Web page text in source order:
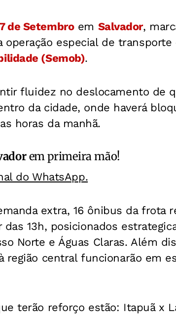
de Setembroem Salvador,
operação especial de transporte
(Semob).
fluidez no deslocamento de
da cidade, onde haverá
horas da manhã.
em primeira mão!
do WhatsApp.
extra, 16 ônibus da frota
13h, posicionados
Norte e Águas Claras. Além
região central funcionarão em
terão reforço estão: Itapuã x